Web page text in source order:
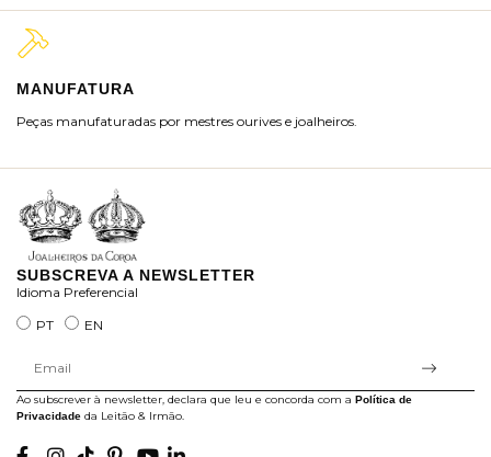
MANUFATURA
Peças manufaturadas por mestres ourives e joalheiros.
SUBSCREVA A NEWSLETTER
Idioma Preferencial
PT
EN
Ao subscrever à newsletter, declara que leu e concorda com a Política de
Privacidade da Leitão & Irmão.